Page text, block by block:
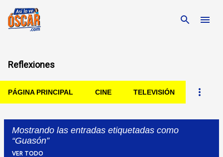
Reflexiones
PÁGINA PRINCIPAL CINE TELEVISIÓN
Mostrando las entradas etiquetadas como
Guasón
VER TODO